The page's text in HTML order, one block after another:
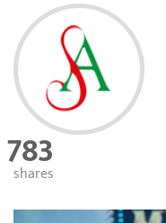
783
shares